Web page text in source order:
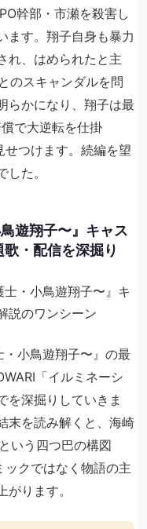
幹部・市瀬を殺害し
ます。翔子自身も暴力
れ、はめられたと主
のスキャンダルを問
らかになり、翔子は最
で大逆転を仕掛
せつけます。続編を望
た。
遊翔子〜』キャス
歌・配信を深掘り
小鳥遊翔子〜』の最
「イルミネーシ
を深掘りしていきま
末を読み解くと、海崎
いう四つ巴の構図
ックではなく物語の主
ります。